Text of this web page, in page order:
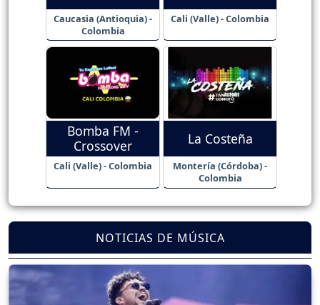
Caucasia (Antioquia) -
Colombia
Cali (Valle) - Colombia
Bomba FM -
Crossover
Cali (Valle) - Colombia
La Costeña
Montería (Córdoba) -
Colombia
NOTICIAS DE MÚSICA